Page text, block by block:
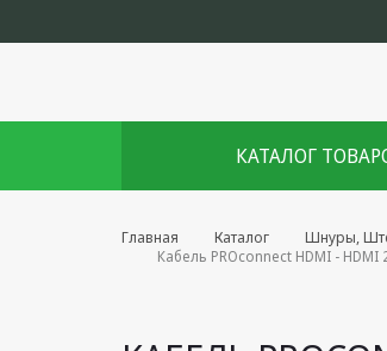
КАТАЛОГ
Комплекты августа
Главная Каталог Шнуры,
Кабель PROconnect HDMI - HDMI